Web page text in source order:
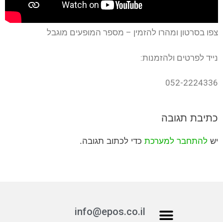
צפו בסרטון ומהרו להזמין – מספר המופעים מוגבל
נייד לפרטים ולהזמנות:
052-2224336
כתיבת תגובה
יש להתחבר למערכת כדי לכתוב תגובה.
info@epos.co.il